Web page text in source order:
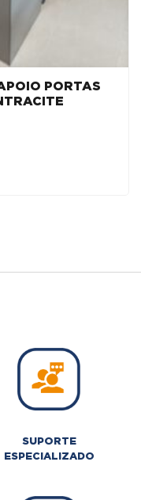
PORTAS
SUPORTE
ESPECIALIZADO